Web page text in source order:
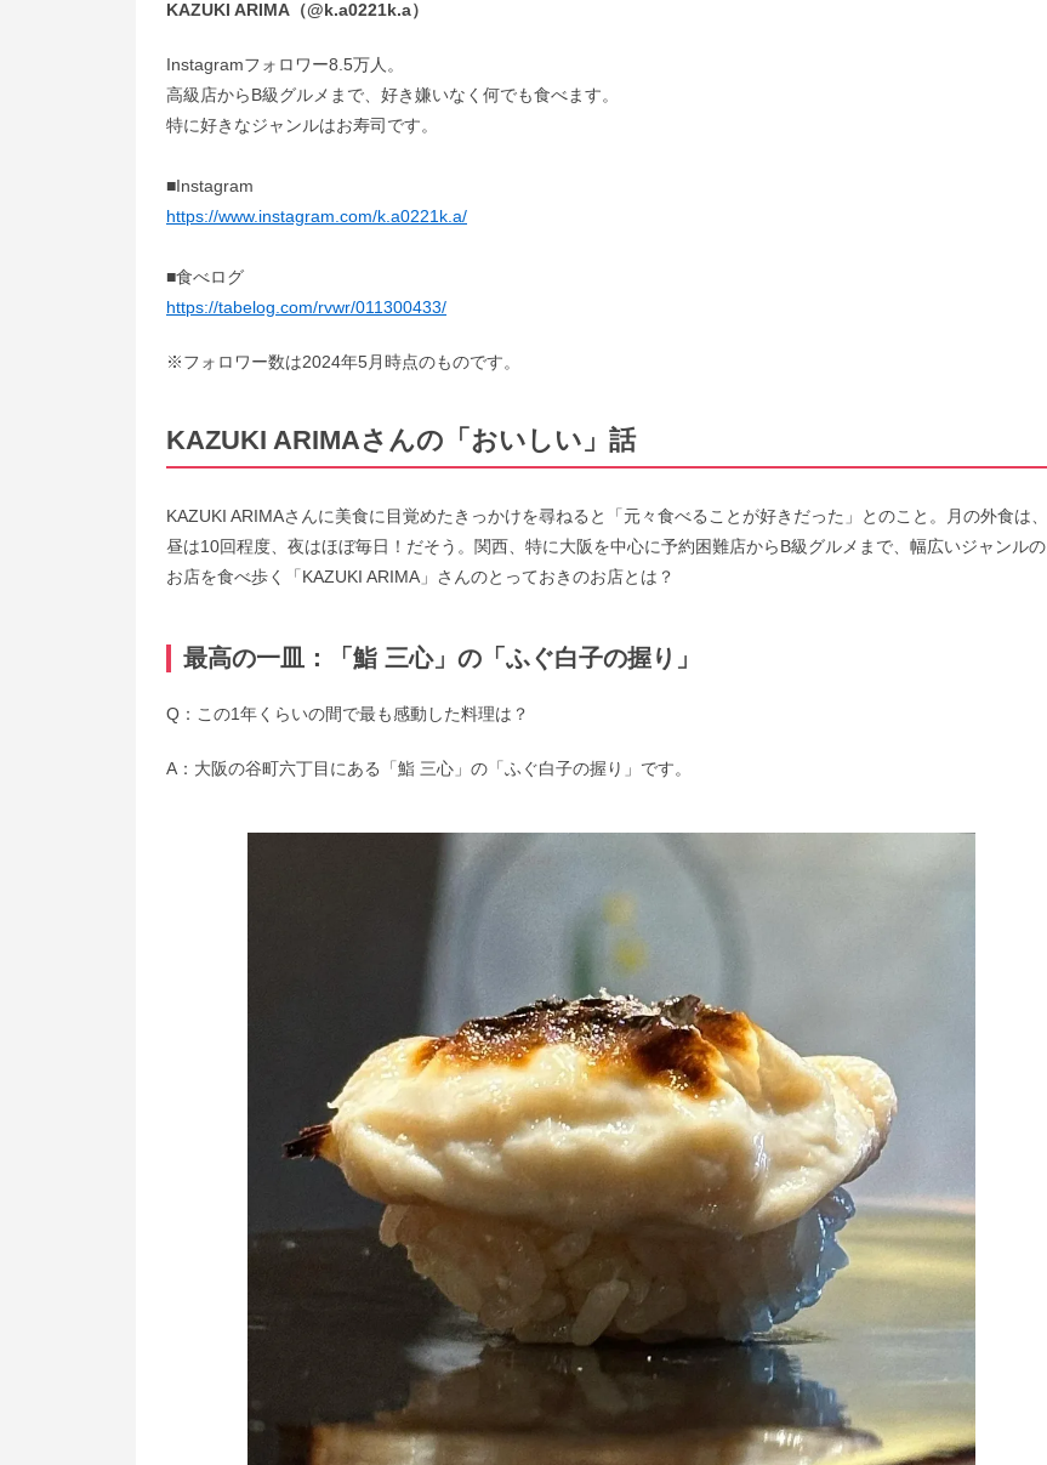
KAZUKI ARIMA（@k.a0221k.a）
Instagramフォロワー8.5万人。
高級店からB級グルメまで、好き嫌いなく何でも食べます。
特に好きなジャンルはお寿司です。
■Instagram
https://www.instagram.com/k.a0221k.a/
■食べログ
https://tabelog.com/rvwr/011300433/
※フォロワー数は2024年5月時点のものです。
KAZUKI ARIMAさんの「おいしい」話
KAZUKI ARIMAさんに美食に目覚めたきっかけを尋ねると「元々食べることが好きだった」とのこと。月の外食は、
昼は10回程度、夜はほぼ毎日！だそう。関西、特に大阪を中心に予約困難店からB級グルメまで、幅広いジャンルの
お店を食べ歩く「KAZUKI ARIMA」さんのとっておきのお店とは？
最高の一皿：「鮨 三心」の「ふぐ白子の握り」
Q：この1年くらいの間で最も感動した料理は？
A：大阪の谷町六丁目にある「鮨 三心」の「ふぐ白子の握り」です。